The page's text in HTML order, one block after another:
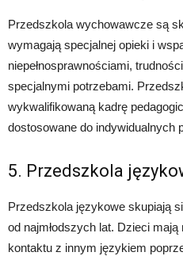
Przedszkola wychowawcze są
wymagają specjalnej opieki i
niepełnosprawnościami,
specjalnymi potrzebami.
wykwalifikowaną kadrę
dostosowane do indywidualnych
5. Przedszkola
Przedszkola językowe skupiają
od najmłodszych lat. Dzieci
kontaktu z innym językiem